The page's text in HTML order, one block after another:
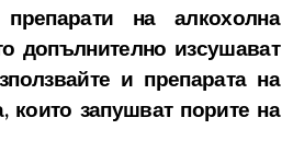
препарати на алкохолна
допълнително изсушават
и препарата на
които запушват порите на